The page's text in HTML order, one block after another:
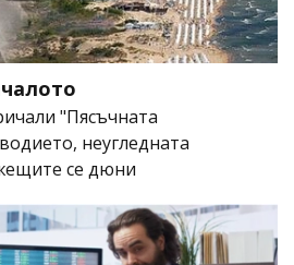
"Пясъчната
неугледната
се дюни